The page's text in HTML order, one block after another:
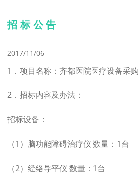
招 标 公 告
2017/11/06
1．项目名称：齐都医院医疗设备采购
2．招标内容及办法：
招标设备：
（1）脑功能障碍治疗仪 数量：1台
（2）经络导平仪 数量：1台